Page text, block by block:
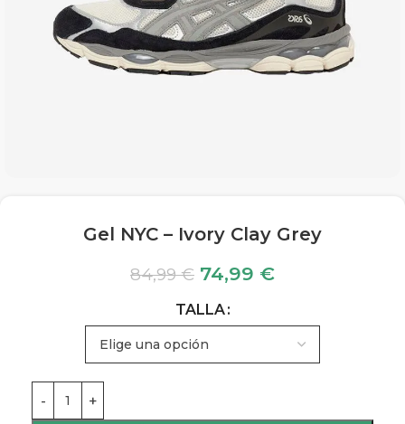
Gel NYC – Ivory Clay Grey
84,99€ 74,99 €
TALLA